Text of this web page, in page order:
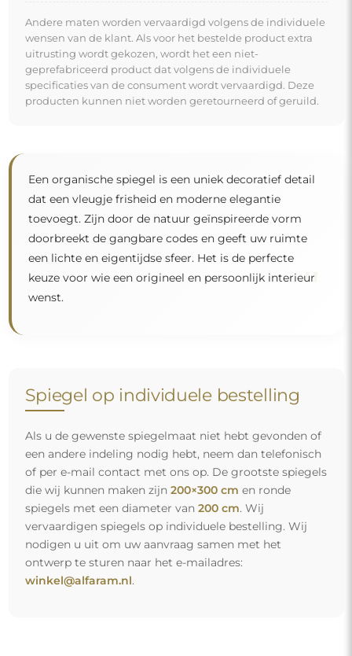
Spiegel op individuele bestelling
Als u de gewenste spiegelmaat niet hebt gevonden of
spiegels met een diameter van 200 cm. Wij
vervaardigen spiegels op individuele bestelling. Wij
nodigen u uit om uw aanvraag samen met het
ontwerp te sturen naar het e-mailadres:
winkel@alfaram.nl .
Gratis levering en veilig transport
zorgen ervoor dat de spiegel die u heeft besteld veilig bij u
aankomt, en dat volledig kosteloos. Wij beschikken over
ons eigen wagenpark en opgeleid personeel, daarom
kunnen wij u garanderen dat de spiegel in perfecte staat
aankomt, zonder bijkomende kosten. Zelfs als u een
spiegel met grote afmetingen bestelt, kunt u rekenen op
een snelle levering.
Bekijk hoe wij onze spiegels verpakken.